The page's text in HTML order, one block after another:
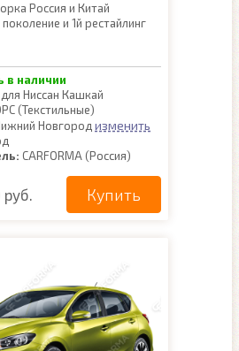
Россия и Китай
поколение и 1й рестайлинг
в наличии
для Ниссан Кашкай
(Текстильные)
Новгород изменить
CARFORMA (Россия)
Купить